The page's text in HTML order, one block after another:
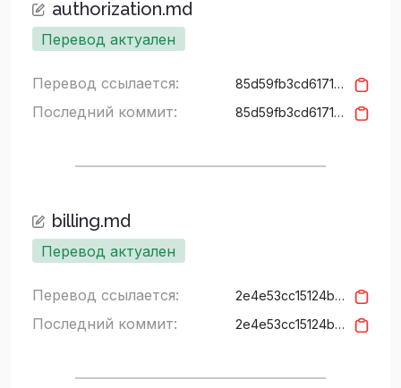
authorization.md
Перевод актуален
Перевод ссылается: 85d59fb3cd6171c14ab6ba7cbfa536f77fb6c9f2
Последний коммит: 85d59fb3cd6171c14ab6ba7cbfa536f77fb6c9f2
billing.md
Перевод актуален
Перевод ссылается: 2e4e53cc15124b9d52f68853ef18d3ea8ebfb3ca
Последний коммит: 2e4e53cc15124b9d52f68853ef18d3ea8ebfb3ca